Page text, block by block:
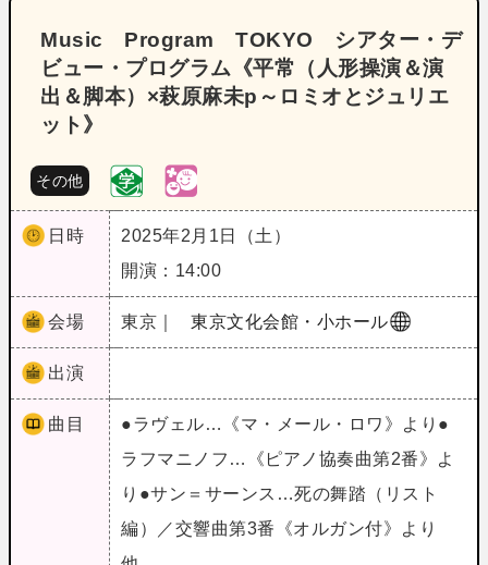
Music Program TOKYO シアター・デ
ビュー・プログラム《平常（人形操演＆演
出＆脚本）×萩原麻未p～ロミオとジュリエ
ット》
その他
日時
2025年2月1日（土）
開演：14:00
会場 東京｜ 東京文化会館・小ホール
出演
曲目
●ラヴェル…《マ・メール・ロワ》より●
ラフマニノフ…《ピアノ協奏曲第2番》よ
り●サン＝サーンス…死の舞踏（リスト
編）／交響曲第3番《オルガン付》より